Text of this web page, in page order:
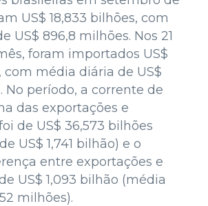
US$ 18,833 bilhões, com
US$ 896,8 milhões. Nos 21
foram importados US$
com média diária de US$
No período, a corrente de
das exportações e
de US$ 36,573 bilhões
US$ 1,741 bilhão) e o
entre exportações e
US$ 1,093 bilhão (média
milhões).